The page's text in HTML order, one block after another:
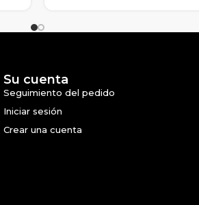
Su cuenta
Seguimiento del pedido
Iniciar sesión
Crear una cuenta